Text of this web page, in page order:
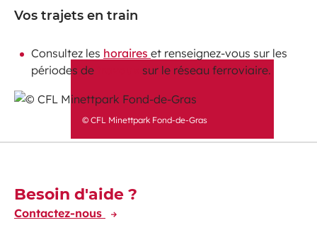
Vos trajets en train
Consultez les horaires et renseignez-vous sur les
périodes de
sur le réseau ferroviaire.
© CFL Minettpark Fond-de-Gras
Découvrez-en plus
Besoin d'aide ?
Contactez-nous